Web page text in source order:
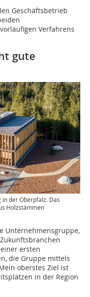
Geschäftsbetrieb
Verfahrens
gute
der Oberpfalz. Das
Holzstämmen
Unternehmensgruppe,
ersten
die Gruppe mittels
oberstes Ziel ist
in der Region